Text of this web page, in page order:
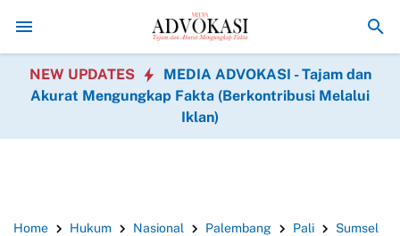
Asintel Satlap Tricakti Beri Penjelasan Terkait
NEW UPDATES
MEDIA ADVOKASI - Tajam dan
Akurat Mengungkap Fakta (Berkontribusi Melalui
Iklan)
Home Hukum Nasional Palembang Pali Sumsel